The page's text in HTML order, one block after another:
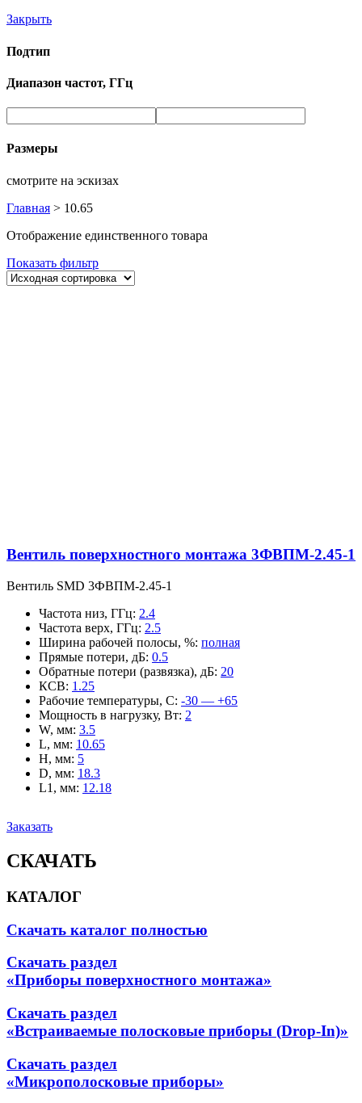
Закрыть
Подтип
Диапазон частот, ГГц
Размеры
смотрите на эскизах
Главная > 10.65
Отображение единственного товара
Показать фильтр
Вентиль поверхностного монтажа 3ФВПМ-2.45-1
Вентиль SMD 3ФВПМ-2.45-1
Частота низ, ГГц: 2.4
Частота верх, ГГц: 2.5
Ширина рабочей полосы, %: полная
Прямые потери, дБ: 0.5
Обратные потери (развязка), дБ: 20
КСВ: 1.25
Рабочие температуры, С: -30 — +65
Мощность в нагрузку, Вт: 2
W, мм: 3.5
L, мм: 10.65
H, мм: 5
D, мм: 18.3
L1, мм: 12.18
Заказать
СКАЧАТЬ
КАТАЛОГ
Скачать каталог полностью
Скачать раздел
«Приборы поверхностного монтажа»
Скачать раздел
«Встраиваемые полосковые приборы (Drop-In)»
Скачать раздел
«Микрополосковые приборы»